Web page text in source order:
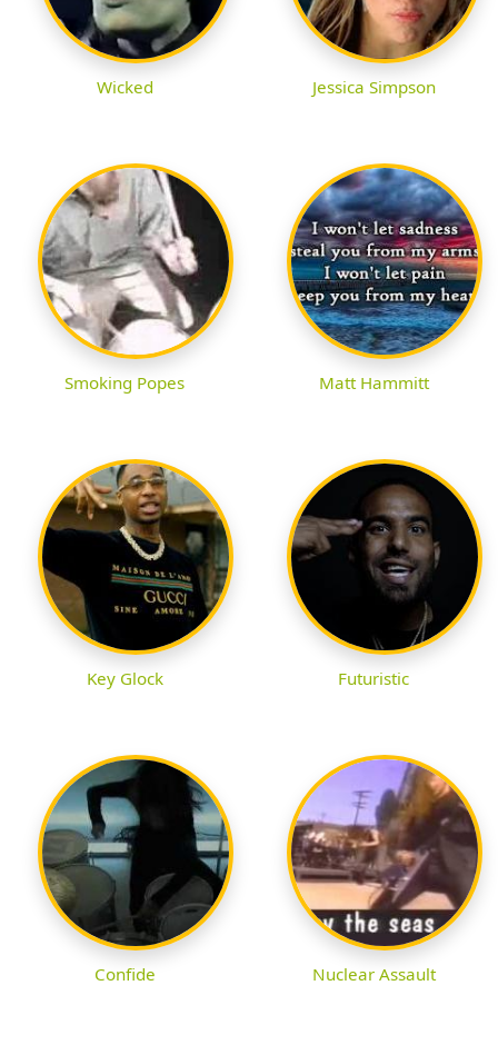
Wicked Jessica Simpson
Smoking Popes Matt Hammitt
Key Glock Futuristic
Confide Nuclear Assault